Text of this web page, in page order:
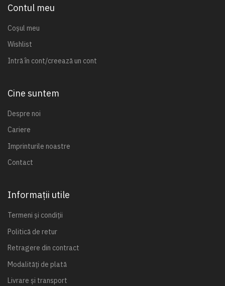
Contul meu
Coșul meu
Wishlist
Intră în cont/creează un cont
Cine suntem
Despre noi
Cariere
Imprinturile noastre
Contact
Informații utile
Termeni și condiții
Politică de retur
Retragere din contract
Modalități de plată
Livrare și transport